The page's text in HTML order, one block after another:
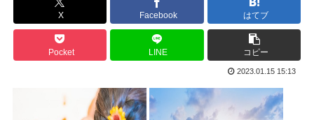
韓国人「30年前から変わらない日本の女子高生の姿に韓国人...
韓国人さん、ネトウヨの痛いところを突いてしまう。「日本人...
小泉防衛大臣、高市早苗の被災地訪問PVに張り合うかのよう...
韓国人「韓国人が日本のラーメンについて勘違いしていること...
生成AIのイラストを使ってTCG作ってる??
お前ら今期アニメ何見てるの？
X Facebook はてブ
Pocket LINE コピー
2023.01.15 15:13